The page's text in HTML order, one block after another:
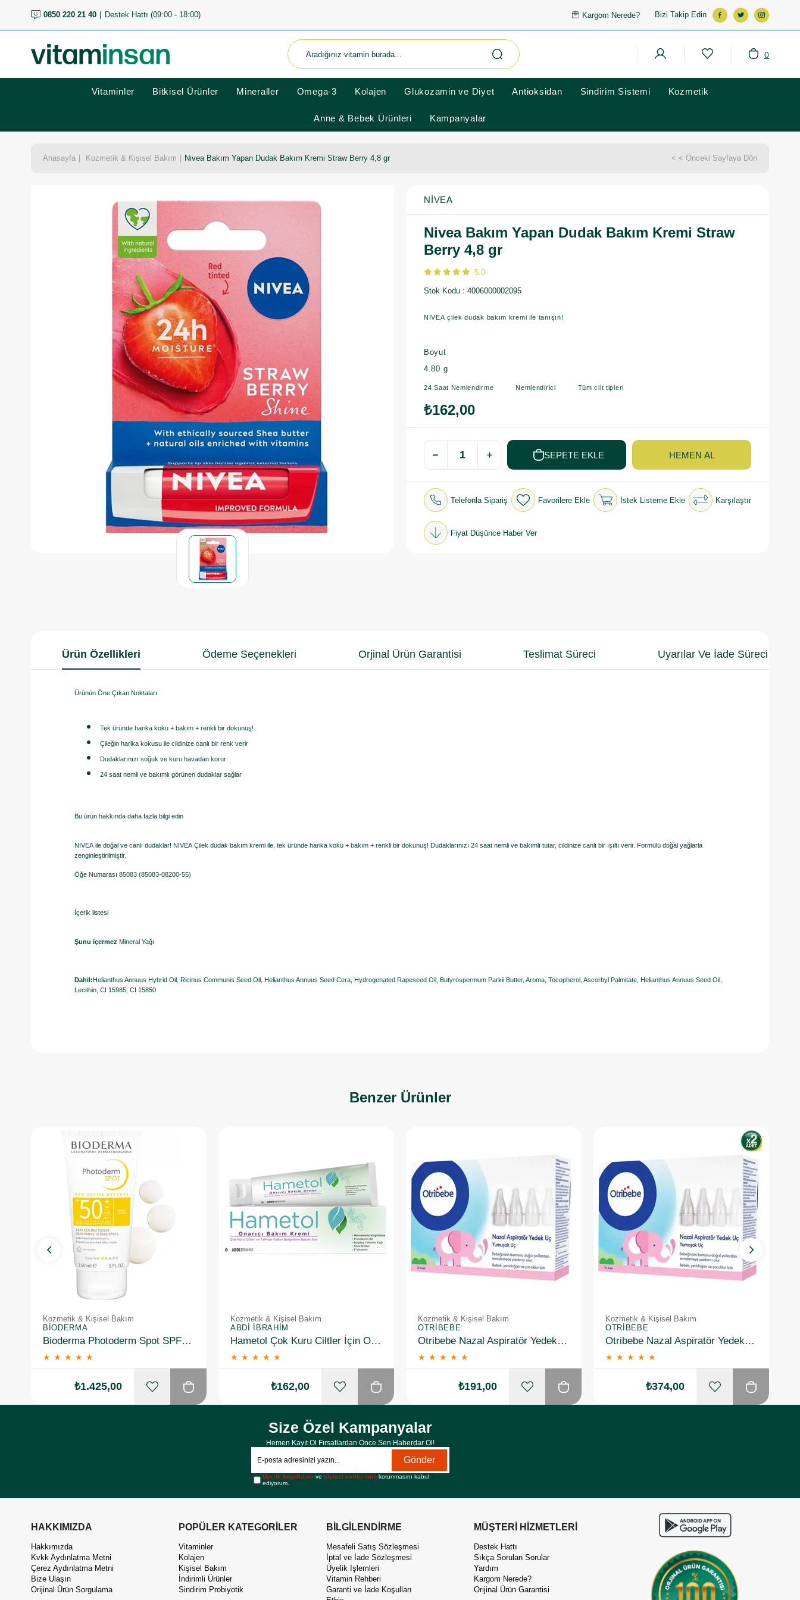
0850 220 21 40 Destek Hattı (09:00 - 18:00) Kargom Nerede? Bizi Takip Edin
0
Vitaminler Bitkisel Ürünler Mineraller Omega-3 Kolajen Glukozamin ve Diyet Antioksidan Sindirim Sistemi Kozmetik
Anne & Bebek Ürünleri Kampanyalar
Anasayfa Kozmetik & Kişisel Bakım Nivea Bakım Yapan Dudak Bakım Kremi Straw Berry 4,8 gr < < Önceki Sayfaya Dön
NIVEA
Nivea Bakım Yapan Dudak Bakım Kremi Straw
Berry 4,8 gr
5.0
Stok Kodu 4006000002095
NIVEA çilek dudak bakım kremi ile tanışın!
Boyut
4.80 g
24 Saat Nemlendirme Nemlendirici Tüm cilt tipleri
₺162,00
Telefonla Sipariş Favorilere Ekle İstek Listeme Ekle Karşılaştır
Fiyat Düşünce Haber Ver
Ürün Özellikleri Ödeme Seçenekleri Orjinal Ürün Garantisi Teslimat Süreci Uyarılar Ve İade Süreci
Ürünün Öne Çıkan Noktaları
Tek üründe harika koku + bakım + renkli bir dokunuş!
Çileğin harika kokusu ile cildinize canlı bir renk verir
Dudaklarınızı soğuk ve kuru havadan korur
24 saat nemli ve bakımlı görünen dudaklar sağlar
Bu ürün hakkında daha fazla bilgi edin
NIVEA ile doğal ve canlı dudaklar! NIVEA Çilek dudak bakım kremi ile, tek üründe harika koku + bakım + renkli bir dokunuş! Dudaklarınızı 24 saat nemli ve bakımlı tutar, cildinize canlı bir ışıltı verir. Formülü doğal yağlarla
zenginleştirilmiştir.
Öğe Numarası 85083 (85083-08200-55)
İçerik listesi
Şunu içermez Mineral Yağı
Dahil:Helianthus Annuus Hybrid Oil, Ricinus Communis Seed Oil, Helianthus Annuus Seed Cera, Hydrogenated Rapeseed Oil, Butyrospermum Parkii Butter, Aroma, Tocopherol, Ascorbyl Palmitate, Helianthus Annuus Seed Oil,
Lecithin, CI 15985, CI 15850
Benzer Ürünler
Kozmetik & Kişisel Bakım
BIODERMA
Bioderma Photoderm Spot SPF50+ 150 ml
★ ★ ★ ★ ★
₺1.425,00
Kozmetik & Kişisel Bakım
ABDI İBRAHIM
Hametol Çok Kuru Ciltler İçin Onarıcı Bakım Kremi 30 g
★ ★ ★ ★ ★
₺162,00
Kozmetik & Kişisel Bakım
OTRIBEBE
Otribebe Nazal Aspiratör Yedek Uç 10 Adet
★ ★ ★ ★ ★
₺191,00
Kozmetik & Kişisel Bakım
OTRIBEBE
Otribebe Nazal Aspiratör Yedek Uç 10 Adet 2 Adet
★ ★ ★ ★ ★
₺374,00
Size Özel Kampanyalar
Hemen Kayıt Ol Fırsatlardan Önce Sen Haberdar Ol!
Gönder
Üyelik koşullarını vekişisel verilerimin korunmasını kabul
ediyorum.
HAKKIMIZDA
Hakkımızda
Kvkk Aydınlatma Metni
Çerez Aydınlatma Metni
Bize Ulaşın
Orijinal Ürün Sorgulama
POPÜLER KATEGORİLER
Vitaminler
Kolajen
Kişisel Bakım
İndirimli Ürünler
Sindirim Probiyotik
BİLGİLENDİRME
Mesafeli Satış Sözleşmesi
İptal ve İade Sözleşmesi
Üyelik İşlemleri
Vitamin Rehberi
Garanti ve İade Koşulları
MÜŞTERİ HİZMETLERİ
Destek Hattı
Sıkça Sorulan Sorular
Yardım
Kargom Nerede?
Orijinal Ürün Garantisi